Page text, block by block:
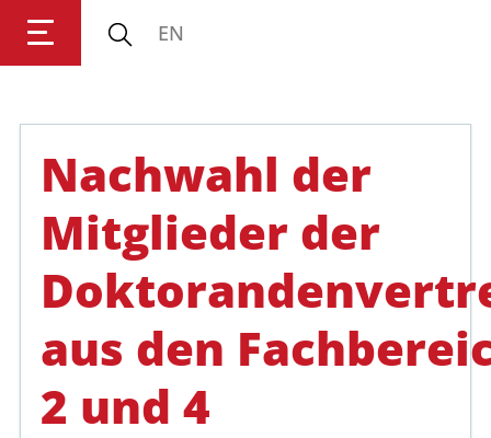
Forschung
Studium
Transfer
Universität
EN
Nachwahl der
Mitglieder der
aus den
2 und 4